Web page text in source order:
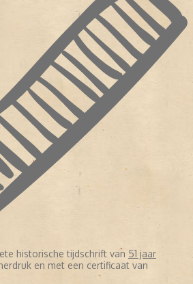
historische tijdschrift van 51 jaar
en met een certificaat van